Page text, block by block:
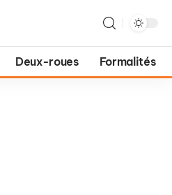
Deux-roues Formalités